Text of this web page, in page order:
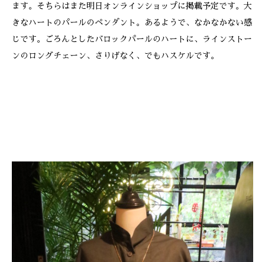
ます。そちらはまた明日オンラインショップに掲載予定です。大
きなハートのパールのペンダント。あるようで、なかなかない感
じです。ごろんとしたバロックパールのハートに、ラインストー
ンのロングチェーン、さりげなく、でもハスケルです。